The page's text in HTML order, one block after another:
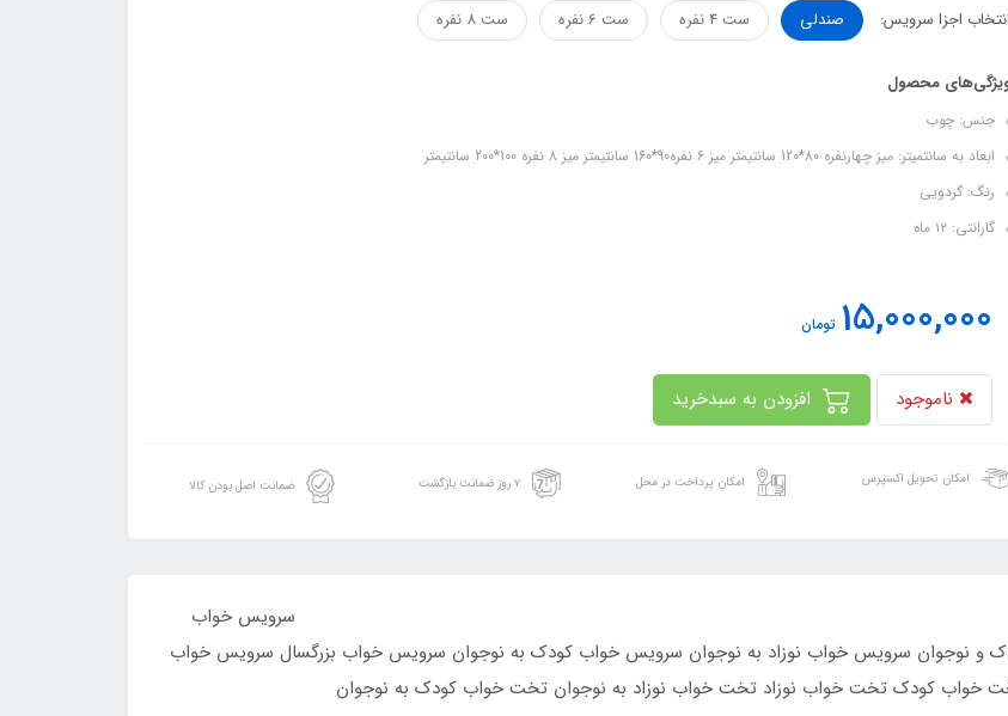
انتخاب اجزا سرویس: صندلی ست 4 نفره ست 6 نفره ست 8 نفره
محصول
جنس: چوب
ابعاد به سانتمیتر: میز چهارنفره 80*120 سانتیمتر میز 6 نفره90*160 سانتیمتر میز 8 نفره 100*200 سانتیمتر
رنگ: گردویی
گارانتی: ۱۲ ماه
15,000,000 تومان
ناموجود
امکان تحویل اکسپرس امکان پرداخت در محل ۷ روز ضمانت بازگشت ضمانت اصل بودن کالا
ارسال محصول 14 روز است. سرویس خواب
نوجوان سرویس خواب نوزاد به نوجوان سرویس خواب کودک به نوجوان سرویس خواب بزرگسال سرویس خواب
خواب کودک تخت خواب نوزاد تخت خواب نوزاد به نوجوان تخت خواب کودک به نوجوان